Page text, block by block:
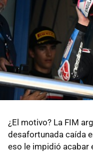
¿El motivo? La FIM
desafortunada caída
eso le impidió acabar